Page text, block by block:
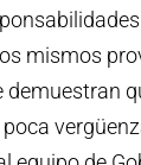
mismos
demuestran